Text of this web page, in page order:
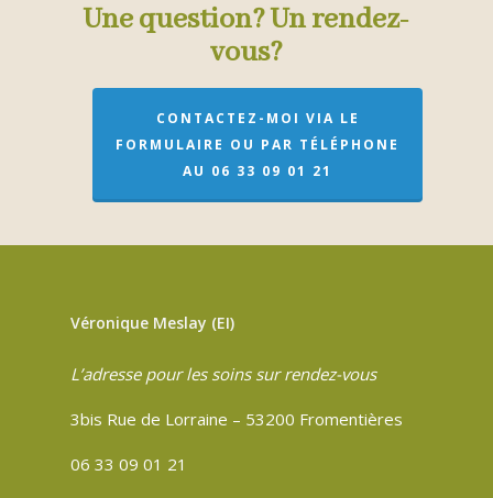
Une question? Un rendez-
vous?
CONTACTEZ-MOI VIA LE
FORMULAIRE OU PAR TÉLÉPHONE
AU 06 33 09 01 21
Véronique Meslay (EI)
L’adresse pour les soins sur rendez-vous
3bis Rue de Lorraine – 53200 Fromentières
06 33 09 01 21